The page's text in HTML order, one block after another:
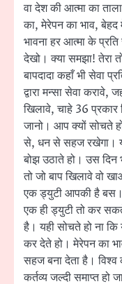
वा देश की आत्मा का
का, मेरेपन का भाव,
भावना हर आत्मा के
देखो। क्या समझा! तेरा
बापदादा कहाँ भी सेवा
द्वारा मन्सा सेवा
खिलावे, चाहे 36
जानो। आप क्यों सोचते
से, धन से सहज रखेगा।
बोझ उठाते हो। उस दिन
तो जो बाप खिलावे वो
एक ड्युटी आपकी है बस।
एक ही ड्युटी तो कर
है। यही सोचते हो ना
कर देते हो। मेरेपन का
सहज बना देता है। विश्व
कर्तव्य जल्दी समाप्त